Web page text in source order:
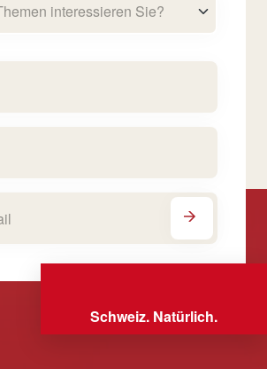
interessieren Sie?
Schweiz. Natürlich.